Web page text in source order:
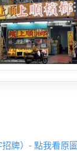
招牌）- 點我看原圖